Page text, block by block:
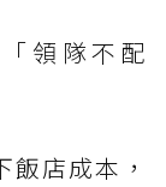
領隊不配
店成本，